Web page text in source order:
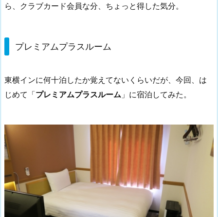
ら、クラブカード会員な分、ちょっと得した気分。
プレミアムプラスルーム
東横インに何十泊したか覚えてないくらいだが、今回、は
じめて「プレミアムプラスルーム 」に宿泊してみた。